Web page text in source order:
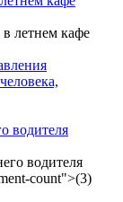
водителя